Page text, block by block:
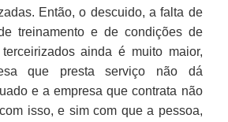
Então, o descuido, a falta de
treinamento e de condições de
ainda é muito maior,
que presta serviço não dá
e a empresa que contrata não
isso, e sim com que a pessoa,